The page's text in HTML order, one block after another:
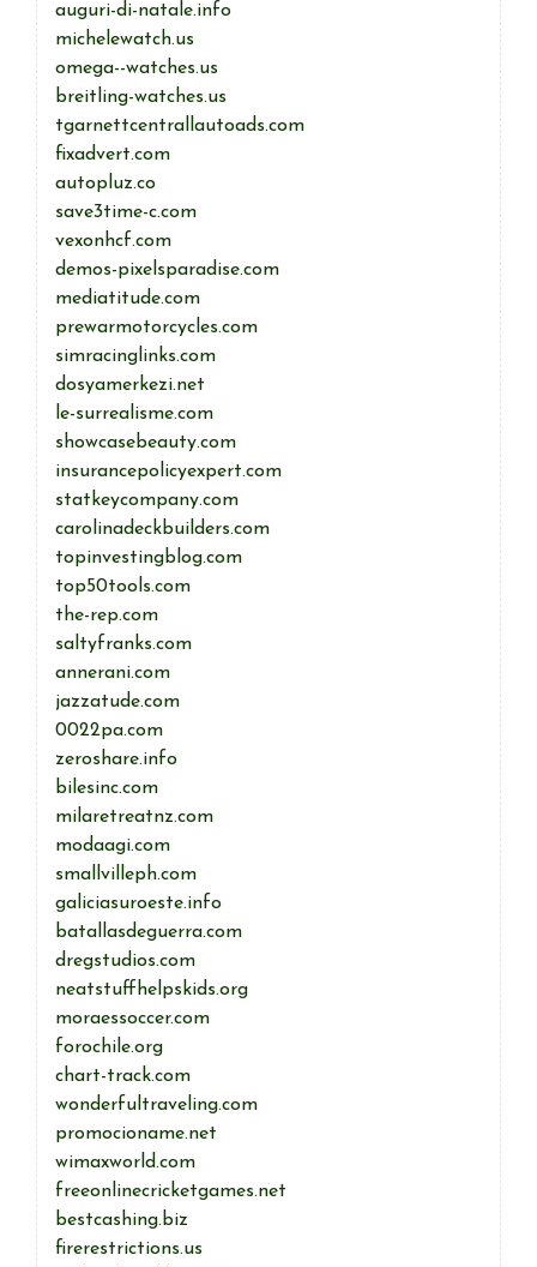
auguri-di-natale.info
michelewatch.us
omega--watches.us
breitling-watches.us
tgarnettcentrallautoads.com
fixadvert.com
autopluz.co
save3time-c.com
vexonhcf.com
demos-pixelsparadise.com
mediatitude.com
prewarmotorcycles.com
simracinglinks.com
dosyamerkezi.net
le-surrealisme.com
showcasebeauty.com
insurancepolicyexpert.com
statkeycompany.com
carolinadeckbuilders.com
topinvestingblog.com
top50tools.com
the-rep.com
saltyfranks.com
annerani.com
jazzatude.com
0022pa.com
zeroshare.info
bilesinc.com
milaretreatnz.com
modaagi.com
smallvilleph.com
galiciasuroeste.info
batallasdeguerra.com
dregstudios.com
neatstuffhelpskids.org
moraessoccer.com
forochile.org
chart-track.com
wonderfultraveling.com
promocioname.net
wimaxworld.com
freeonlinecricketgames.net
bestcashing.biz
firerestrictions.us